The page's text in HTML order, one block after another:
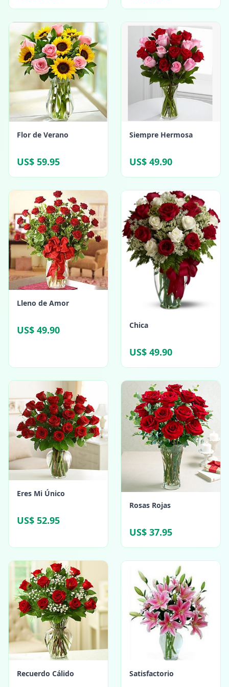
Flor de Verano
US$ 59.95
Siempre Hermosa
US$ 49.90
Lleno de Amor
US$ 49.90 Chica
US$ 49.90
Eres Mi Único
US$ 52.95
Rosas Rojas
US$ 37.95
Recuerdo Cálido Satisfactorio